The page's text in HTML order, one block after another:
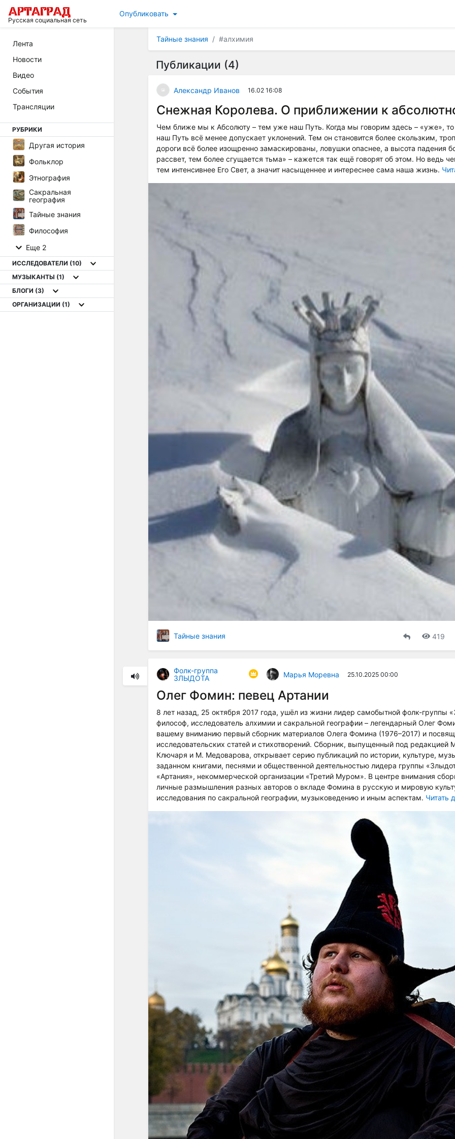
Русская социальная сеть
Опубликовать
Лента
Новости
Видео
События
Трансляции
РУБРИКИ
Другая история
Фольклор
Этнография
Сакральная
география
Тайные знания
Философия
Еще 2
ИССЛЕДОВАТЕЛИ (10)
МУЗЫКАНТЫ (1)
БЛОГИ (3)
ОРГАНИЗАЦИИ (1)
Тайные знания #алхимия
Публикации (4)
Александр Иванов 16.02 16:08
Снежная Королева. О приближении к
Чем ближе мы к Абсолюту – тем уже наш Путь. Когда мы говорим здесь – «уже», то
наш Путь всё менее допускает уклонений. Тем он становится более скользким,
дороги всё более изощренно замаскированы, ловушки опаснее, а высота падения
рассвет, тем более сгущается тьма» – кажется так ещё говорят об этом. Но ведь
тем интенсивнее Его Свет, а значит насыщеннее и интереснее сама наша жизнь.
Тайные знания 419
Фолк-группа
ЗЛЫДОТА
Марья Моревна 25.10.2025 00:00
Олег Фомин: певец Артании
8 лет назад, 25 октября 2017 года, ушёл из жизни лидер самобытной фолк-группы
философ, исследователь алхимии и сакральной географии – легендарный Олег
вашему вниманию первый сборник материалов Олега Фомина (1976–2017) и
исследовательских статей и стихотворений. Сборник, выпущенный под редакцией
Ключаря и М. Медоварова, открывает серию публикаций по истории, культуре,
заданном книгами, песнями и общественной деятельностью лидера группы
«Артания», некоммерческой организации «Третий Муром». В центре внимания
личные размышления разных авторов о вкладе Фомина в русскую и мировую
исследования по сакральной географии, музыковедению и иным аспектам. Читать